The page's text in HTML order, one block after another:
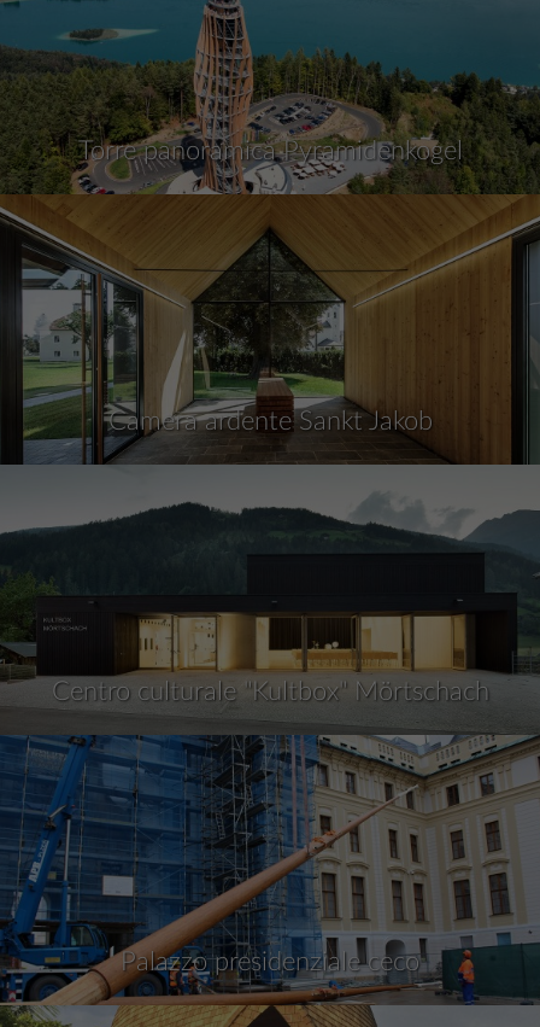
Torre panoramica Pyramidenkogel
Camera ardente Sankt Jakob
Centro culturale "Kultbox" Mörtschach
Palazzo presidenziale ceco